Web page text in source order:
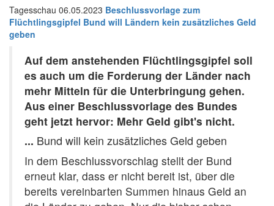
Tagesschau 06.05.2023 Beschlussvorlage zum
Flüchtlingsgipfel Bund will Ländern kein zusätzliches Geld
geben
Auf dem anstehenden Flüchtlingsgipfel soll
es auch um die Forderung der Länder nach
mehr Mitteln für die Unterbringung gehen.
Aus einer Beschlussvorlage des Bundes
geht jetzt hervor: Mehr Geld gibt's nicht.
... Bund will kein zusätzliches Geld geben
In dem Beschlussvorschlag stellt der Bund
erneut klar, dass er nicht bereit ist, über die
bereits vereinbarten Summen hinaus Geld an